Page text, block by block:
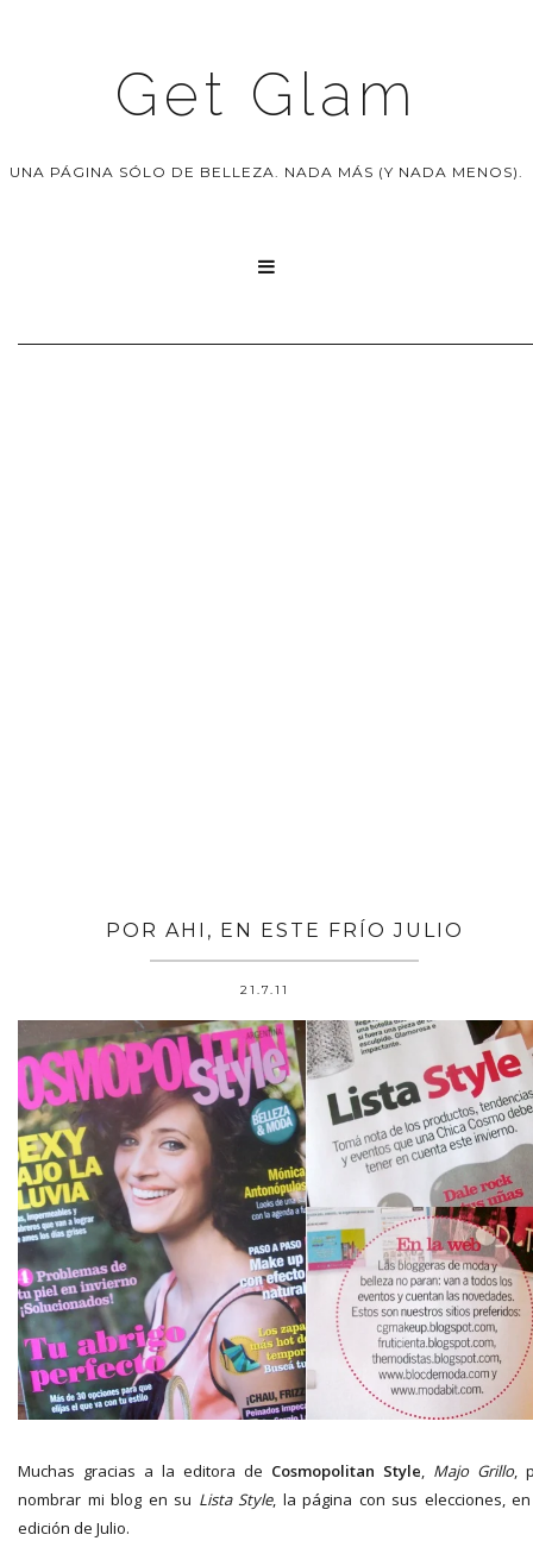
Get Glam
UNA PÁGINA SÓLO DE BELLEZA. NADA MÁS (Y NADA MENOS).

POR AHI, EN ESTE FRÍO JULIO
21.7.11
Muchas gracias a la editora de Cosmopolitan Style, Majo Grillo,
nombrar mi blog en su Lista Style, la página con sus elecciones,
edición de Julio.